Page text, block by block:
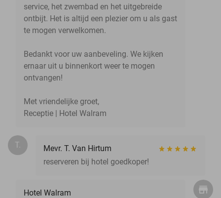
service, het zwembad en het uitgebreide
ontbijt. Het is altijd een plezier om u als gast
te mogen verwelkomen.
Bedankt voor uw aanbeveling. We kijken
ernaar uit u binnenkort weer te mogen
ontvangen!
Met vriendelijke groet,
Receptie | Hotel Walram
T.
Mevr. T. Van Hirtum
reserveren bij hotel goedkoper!
Hotel Walram